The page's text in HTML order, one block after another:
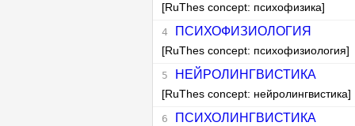
[RuThes concept: психофизика]
ПСИХОФИЗИОЛОГИЯ
[RuThes concept: психофизиология]
НЕЙРОЛИНГВИСТИКА
[RuThes concept: нейролингвистика]
ПСИХОЛИНГВИСТИКА